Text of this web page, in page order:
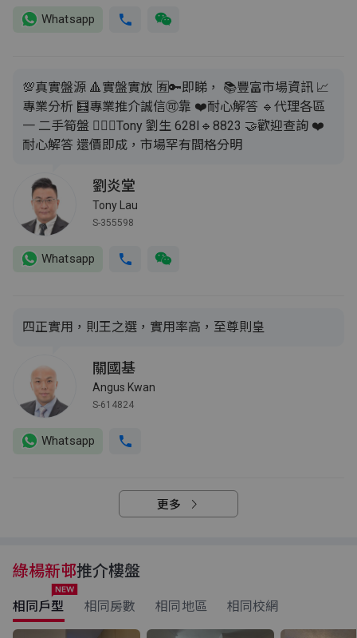
Whatsapp
💯真實盤源 🔺實盤實放 🈶🔑即睇， 📚豐富市場資訊 📈
專業分析 🧮專業推介誠信🉑靠 ❤️耐心解答 🔹代理各區
一 二手筍盤 💁🏻‍♂️Tony 劉生 628I🔹8823 🤝歡迎查詢 ❤️
耐心解答 還價即成，市場罕有間格分明
劉炎堂
Tony Lau
S-355598
Whatsapp
四正實用，則王之選，實用率高，至尊則皇
關國基
Angus Kwan
S-614824
Whatsapp
更多
綠楊新邨推介樓盤
相同戶型 相同房數 相同地區 相同校網